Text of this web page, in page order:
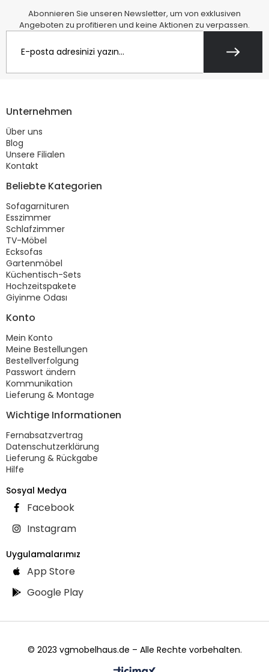
Abonnieren Sie unseren Newsletter, um von exklusiven
Angeboten zu profitieren und keine Aktionen zu verpassen.
Unternehmen
Über uns
Blog
Unsere Filialen
Kontakt
Beliebte Kategorien
Sofagarnituren
Esszimmer
Schlafzimmer
TV-Möbel
Ecksofas
Gartenmöbel
Küchentisch-Sets
Hochzeitspakete
Giyinme Odası
Konto
Mein Konto
Meine Bestellungen
Bestellverfolgung
Passwort ändern
Kommunikation
Lieferung & Montage
Wichtige Informationen
Fernabsatzvertrag
Datenschutzerklärung
Lieferung & Rückgabe
Hilfe
Sosyal Medya
Facebook
Instagram
Uygulamalarımız
App Store
Google Play
© 2023 vgmobelhaus.de – Alle Rechte vorbehalten.